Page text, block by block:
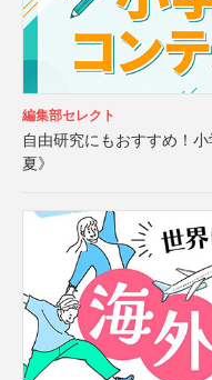
編集部セレクト
自由研究にもおすすめ！
夏》